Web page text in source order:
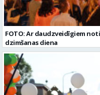
FOTO: Ar daudzveidīgiem
dzimšanas diena